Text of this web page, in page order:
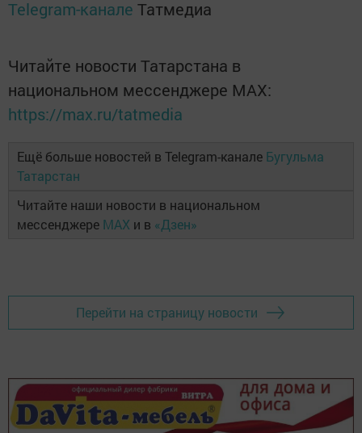
Telegram-канале Татмедиа
Читайте новости Татарстана в
национальном мессенджере MАХ:
https://max.ru/tatmedia
Ещё больше новостей в Telegram-канале Бугульма
Татарстан
Читайте наши новости в национальном
мессенджере MAX и в «Дзен»
Перейти на страницу новости